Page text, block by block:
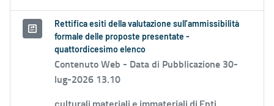
Rettifica esiti della valutazione sull’ammissibilità
formale delle proposte presentate -
quattordicesimo elenco
Contenuto Web - Data di Pubblicazione 30-
lug-2026 13.10